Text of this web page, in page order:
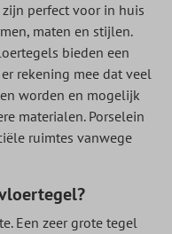
perfect voor in huis
maten en stijlen.
bieden een
rekening mee dat veel
worden en mogelijk
materialen. Porselein
ruimtes vanwege
Een zeer grote tegel